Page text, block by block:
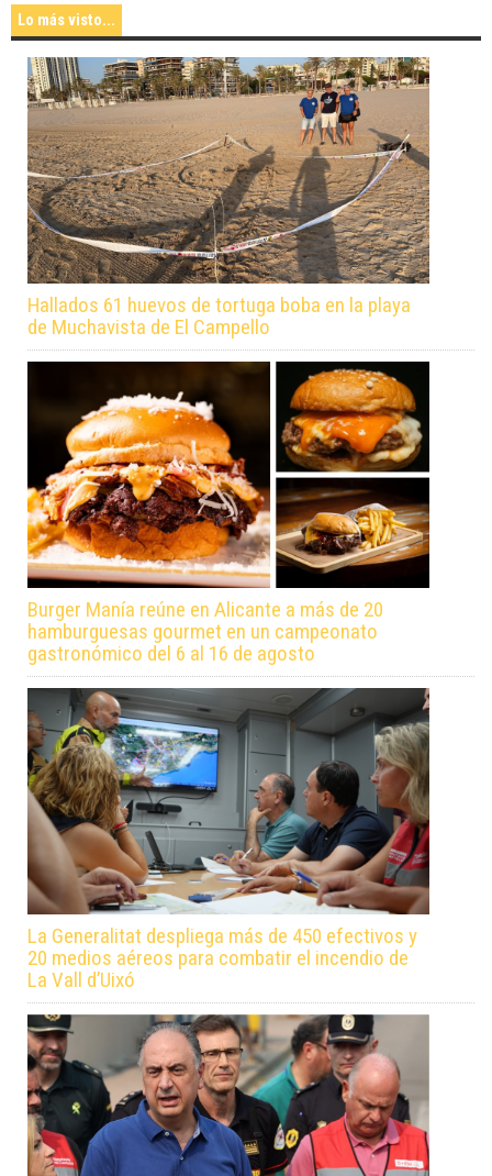
Lo más visto...
Hallados 61 huevos de tortuga boba en la playa
de Muchavista de El Campello
Burger Manía reúne en Alicante a más de 20
hamburguesas gourmet en un campeonato
gastronómico del 6 al 16 de agosto
La Generalitat despliega más de 450 efectivos y
20 medios aéreos para combatir el incendio de
La Vall d’Uixó